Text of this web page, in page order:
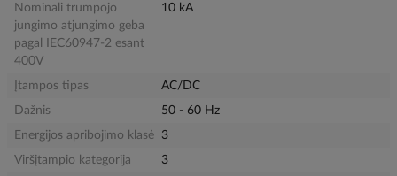
Nominali trumpojo
jungimo atjungimo geba
pagal IEC60947-2 esant
400V
10 kA
Įtampos tipas
AC/DC
Dažnis
50 - 60 Hz
Energijos apribojimo klasė
3
Viršįtampio kategorija
3